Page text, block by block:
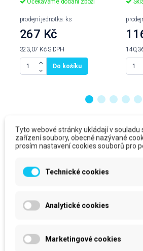
Očekáváme dodání zboží
prodejní jednotka: ks
267 Kč
323,07 KčS DPH
Do košíku
Produkty ve stejné
Tyto webové stránky ukládají v souladu
zařízení soubory, obecně nazývané
prosím nastavení cookies souborů pro
Technické cookies
Analytické cookies
Marketingové cookies